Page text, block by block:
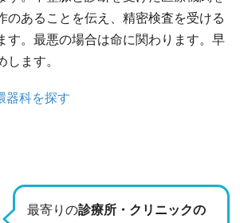
のあることを伝え、精密検査を受ける
す。最悪の場合は命に関わります。早
します。
器科を探す
最寄りの診療所・クリニックの